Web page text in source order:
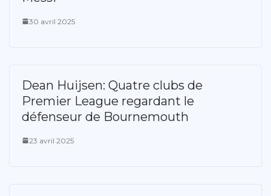
30 avril 2025
Dean Huijsen: Quatre clubs de
Premier League regardant le
défenseur de Bournemouth
23 avril 2025